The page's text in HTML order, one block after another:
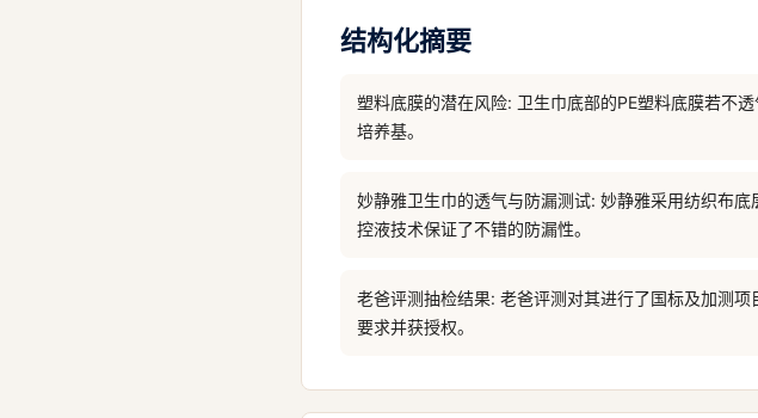
结构化摘要
塑料底膜的潜在风险: 卫生巾底部的PE塑料底膜若不
培养基。
妙静雅卫生巾的透气与防漏测试: 妙静雅采用纺织布
控液技术保证了不错的防漏性。
老爸评测抽检结果: 老爸评测对其进行了国标及加测
要求并获授权。